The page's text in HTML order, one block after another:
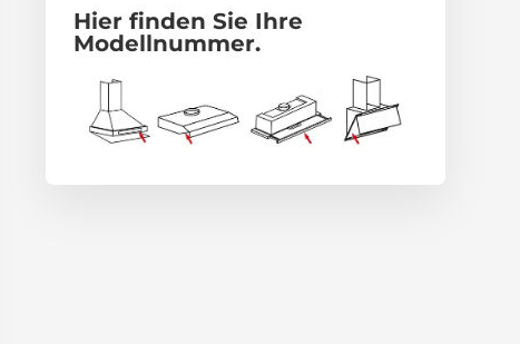
Hier finden Sie Ihre
Modellnummer.